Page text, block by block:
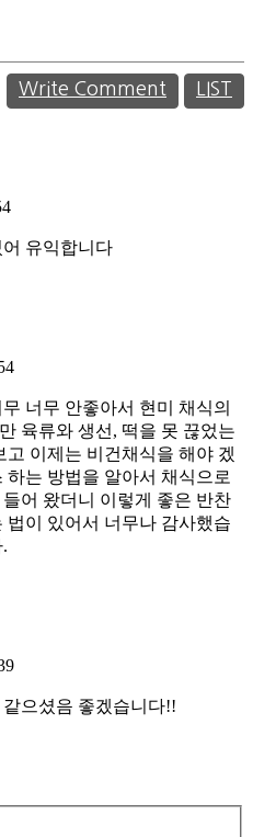
Write Comment LIST
유익합니다
너무 안좋아서 현미 채식의
육류와 생선, 떡을 못 끊었는
이제는 비건채식을 해야 겠
하는 방법을 알아서 채식으로
어 왔더니 이렇게 좋은 반찬
법이 있어서 너무나 감사했습
으셨음 좋겠습니다!!